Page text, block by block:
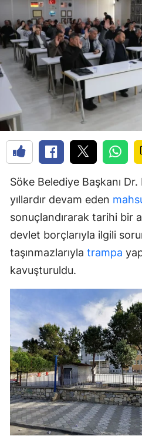
Söke Belediye Başkanı
yıllardır devam eden
sonuçlandırarak tarihi bir
devlet borçlarıyla ilgili
taşınmazlarıyla trampa
kavuşturuldu.